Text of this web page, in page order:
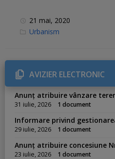
21 mai, 2020
C
r
i
e
s
Urbanism
AVIZIER ELECTRONIC
Anunț atribuire vânzare
31 iulie, 2026 1 document
Informare privind
29 iulie, 2026 1 document
Anunț atribuire concesiune
23 iulie, 2026 1 document